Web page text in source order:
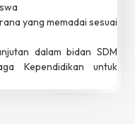
yang memadai sesuai
dalam bidan SDM
Kependidikan untuk